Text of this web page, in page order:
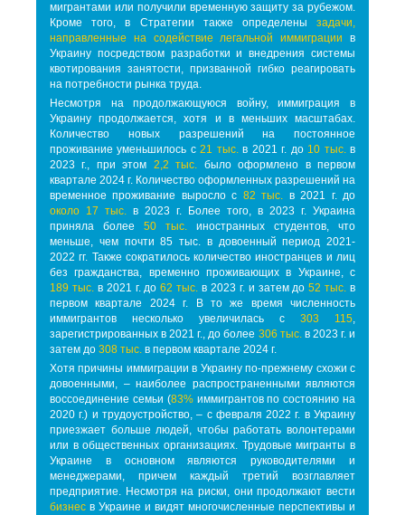
мигрантами или получили временную защиту за рубежом.
Кроме того, в Стратегии также определены задачи,
направленные на содействие легальной иммиграции в
Украину посредством разработки и внедрения системы
квотирования занятости, призванной гибко реагировать
на потребности рынка труда.
Несмотря на продолжающуюся войну, иммиграция в
Украину продолжается, хотя и в меньших масштабах.
Количество новых разрешений на постоянное
проживание уменьшилось с21 тыс.в 2021 г. до 10 тыс.в
2023 г., при этом 2,2 тыс. было оформлено в первом
квартале 2024 г. Количество оформленных разрешений на
временное проживание выросло с 82 тыс. в 2021 г. до
около 17 тыс. в 2023 г. Более того, в 2023 г. Украина
приняла более 50 тыс. иностранных студентов, что
меньше, чем почти 85 тыс. в довоенный период 2021-
2022 гг. Также сократилось количество иностранцев и лиц
без гражданства, временно проживающих в Украине, с
189 тыс.в 2021 г. до62 тыс. в 2023 г. и затем до52 тыс. в
первом квартале 2024 г. В то же время численность
иммигрантов несколько увеличилась с 303 115,
зарегистрированных в 2021 г., до более 306 тыс.в 2023 г. и
затем до 308 тыс. в первом квартале 2024 г.
Хотя причины иммиграции в Украину по-прежнему схожи с
довоенными, – наиболее распространенными являются
воссоединение семьи (83%иммигрантов по состоянию на
2020 г.) и трудоустройство, – с февраля 2022 г. в Украину
приезжает больше людей, чтобы работать волонтерами
или в общественных организациях. Трудовые мигранты в
Украине в основном являются руководителями и
менеджерами, причем каждый третий возглавляет
предприятие. Несмотря на риски, они продолжают вести
бизнес в Украине и видят многочисленные перспективы и